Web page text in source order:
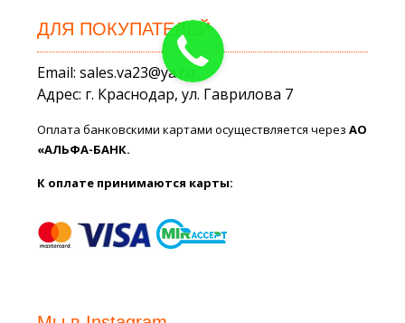
ДЛЯ ПОКУПАТЕЛЕЙ
Email: sales.va23@ya.ru
Адрес: г. Краснодар, ул. Гаврилова 7
Оплата банковскими картами осуществляется черезАО
«АЛЬФА-БАНК.
К оплате принимаются карты: